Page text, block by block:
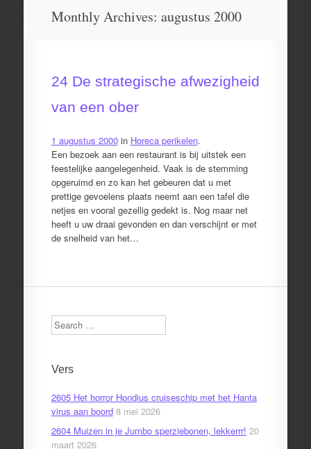
Monthly Archives: augustus 2000
24 De strategische afwezigheid
van een ober
1 augustus 2000in Horeca perikelen.
Een bezoek aan een restaurant is bij uitstek een
feestelijke aangelegenheid. Vaak is de stemming
opgeruimd en zo kan het gebeuren dat u met
prettige gevoelens plaats neemt aan een tafel die
netjes en vooral gezellig gedekt is. Nog maar net
heeft u uw draai gevonden en dan verschijnt er met
de snelheid van het…
Search
Vers
2605 Het horror Hondius cruiseschip met het Hanta
virus aan boord 8 mei 2026
2604 Muizen in je Jumbo sperziebonen, lekkerrr! 20
maart 2026